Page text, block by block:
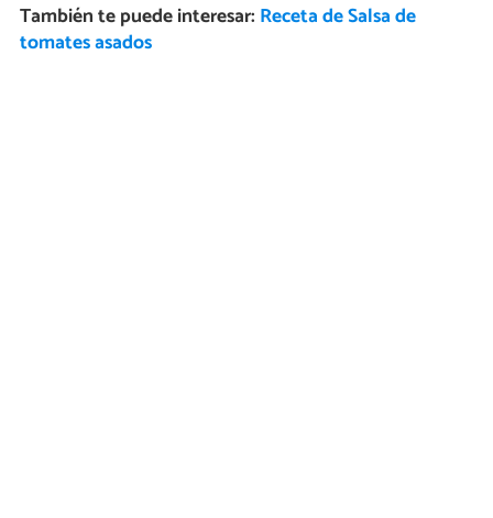
También te puede interesar: Receta de Salsa de
tomates asados